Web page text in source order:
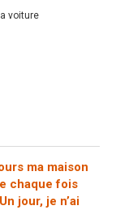
voiture
ma maison
chaque fois
jour, je n’ai